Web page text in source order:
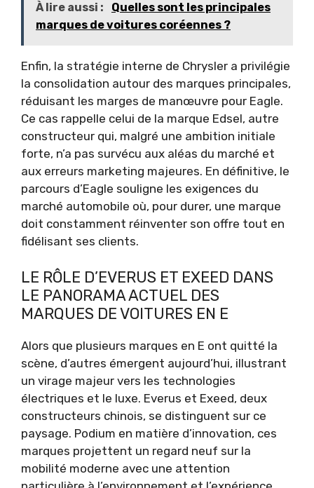
À lire aussi :
Quelles sont les principales
marques de voitures coréennes ?
Enfin, la stratégie interne de Chrysler a privilégie
la consolidation autour des marques principales,
réduisant les marges de manœuvre pour Eagle.
Ce cas rappelle celui de la marque Edsel, autre
constructeur qui, malgré une ambition initiale
forte, n’a pas survécu aux aléas du marché et
aux erreurs marketing majeures. En définitive, le
parcours d’Eagle souligne les exigences du
marché automobile où, pour durer, une marque
doit constamment réinventer son offre tout en
fidélisant ses clients.
LE RÔLE D’EVERUS ET EXEED DANS
LE PANORAMA ACTUEL DES
MARQUES DE VOITURES EN E
Alors que plusieurs marques en E ont quitté la
scène, d’autres émergent aujourd’hui, illustrant
un virage majeur vers les technologies
électriques et le luxe. Everus et Exeed, deux
constructeurs chinois, se distinguent sur ce
paysage. Podium en matière d’innovation, ces
marques projettent un regard neuf sur la
mobilité moderne avec une attention